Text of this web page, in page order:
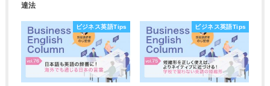
達法
ビジネス英語Tips ビジネス英語Tips